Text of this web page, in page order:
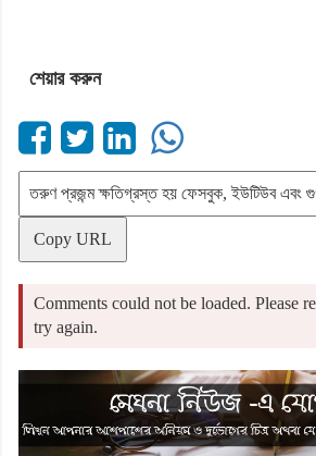
শেয়ার করুন
Copy URL
Comments could not be loaded. Please
try again.